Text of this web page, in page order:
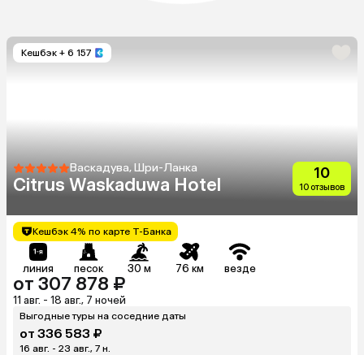
Кешбэк + 6 157
Васкадува, Шри-Ланка
Citrus Waskaduwa Hotel
10
10 отзывов
Кешбэк 4% по карте Т-Банка
линия песок 30 м 76 км везде
от 307 878 ₽
11 авг. - 18 авг., 7 ночей
Выгодные туры на соседние даты
от 336 583 ₽
16 авг. - 23 авг., 7 н.